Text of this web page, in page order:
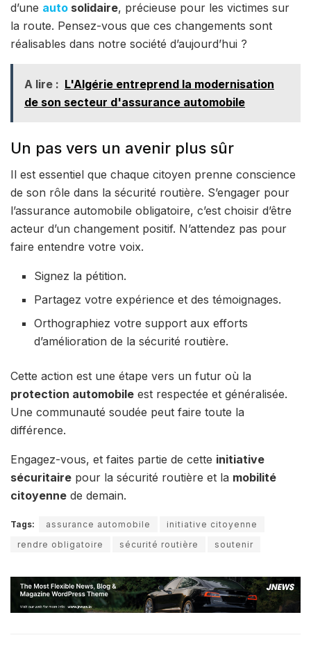
d’une auto solidaire, précieuse pour les victimes sur
la route. Pensez-vous que ces changements sont
réalisables dans notre société d’aujourd’hui ?
A lire : L'Algérie entreprend la modernisation
de son secteur d'assurance automobile
Un pas vers un avenir plus sûr
Il est essentiel que chaque citoyen prenne conscience
de son rôle dans la sécurité routière. S’engager pour
l’assurance automobile obligatoire, c’est choisir d’être
acteur d’un changement positif. N’attendez pas pour
faire entendre votre voix.
Signez la pétition.
Partagez votre expérience et des témoignages.
Orthographiez votre support aux efforts
d’amélioration de la sécurité routière.
Cette action est une étape vers un futur où la
protection automobile est respectée et généralisée.
Une communauté soudée peut faire toute la
différence.
Engagez-vous, et faites partie de cette initiative
sécuritaire pour la sécurité routière et la mobilité
citoyenne de demain.
Tags: assurance automobile
initiative citoyenne
rendre obligatoire
sécurité routière soutenir